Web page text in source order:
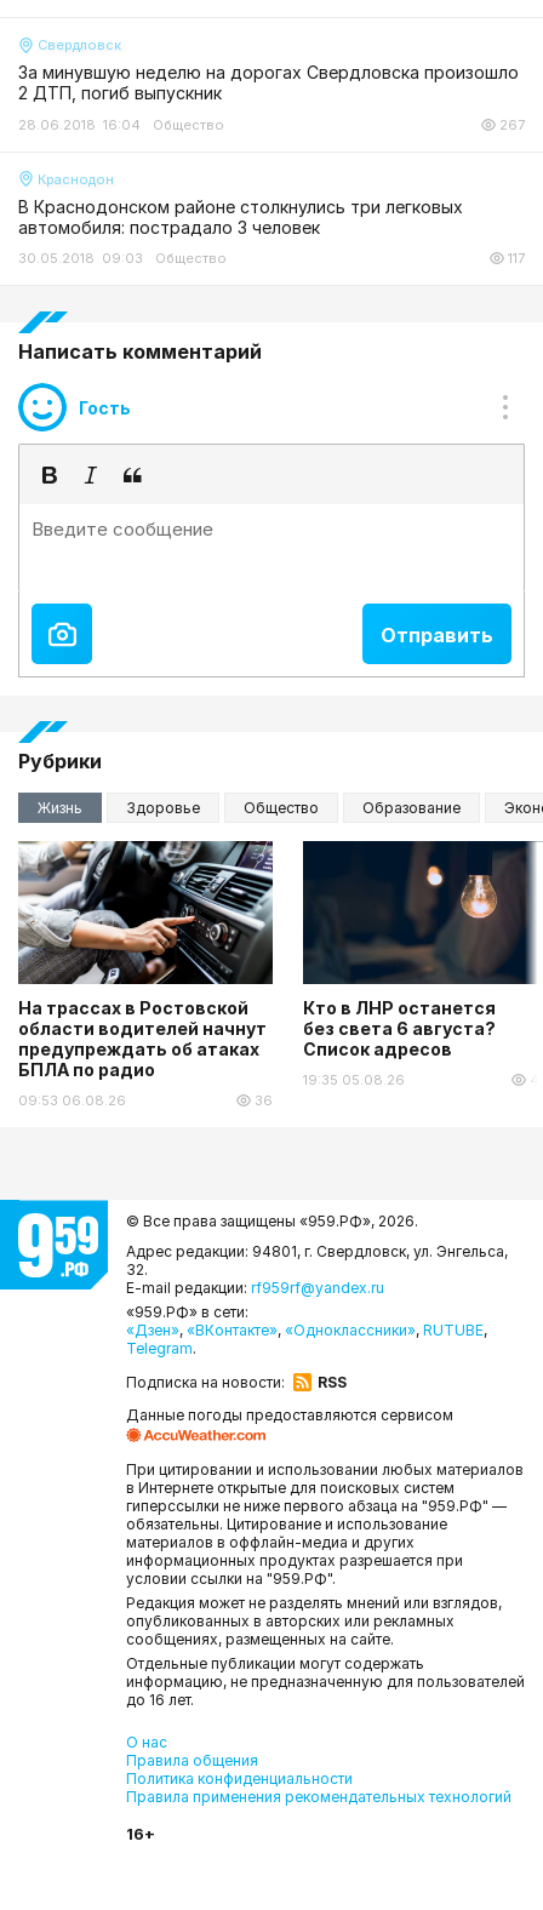
Свердловск
За минувшую неделю на дорогах Свердловска произошло
2 ДТП, погиб выпускник
28.06.2018 16:04 Общество 267
Краснодон
В Краснодонском районе столкнулись три легковых
автомобиля: пострадало 3 человек
30.05.2018 09:03 Общество 117
Написать комментарий
Гость
Рубрики
Жизнь Здоровье Общество Образование
На трассах в Ростовской
области водителей начнут
предупреждать об атаках
БПЛА по радио
09:53 06.08.26 36
Кто в ЛНР останется
без света 6 августа?
Список адресов
19:35 05.08.26
© Все права защищены «959.РФ», 2026.
Адрес редакции: 94801, г. Свердловск, ул. Энгельса,
32.
E-mail редакции: rf959rf@yandex.ru
«959.РФ» в сети:
«Дзен», «ВКонтакте», «Одноклассники», RUTUBE,
Telegram.
Подписка на новости:
RSS
Данные погоды предоставляются сервисом
При цитировании и использовании любых материалов
в Интернете открытые для поисковых систем
гиперссылки не ниже первого абзаца на "959.РФ" —
обязательны. Цитирование и использование
материалов в оффлайн-медиа и других
информационных продуктах разрешается при
условии ссылки на "959.РФ".
Редакция может не разделять мнений или взглядов,
опубликованных в авторских или рекламных
сообщениях, размещенных на сайте.
Отдельные публикации могут содержать
информацию, не предназначенную для пользователей
до 16 лет.
О нас
Правила общения
Политика конфиденциальности
Правила применения рекомендательных технологий
16+